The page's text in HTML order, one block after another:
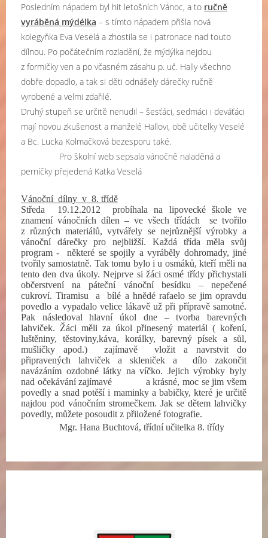
Posledním nápadem byl hit letošních Vánoc, a to ručně
vyráběná mýdélka – s tímto nápadem přišla nová
kolegyňka Eva Veselá a zhostila se i patronace nad touto
dílnou. Po počátečním rozladění, že mýdýlka nejdou
z formičky ven a po včasném zásahu p. uč. Hally všechno
dobře dopadlo, a tak si děti odnášely dárečky ručně
vyrobené a velmi zdařilé.
Druhý stupeň se určitě nenudil – šesťáci, sedmáci i deváťáci
mají novou zkušenost a manželé Hallovi, obě učitelky Veselé
a Bc. Lucka Kolmačková bezesporu také.
Pro školní web sepsala vánočně naladěná a
perníčky přejedená Katka Veselá
Vánoční dílny v 8. třídě
Středa 19.12.2012 probíhala na lipovecké škole ve
znamení vánočních dílen – ve všech třídách se tvořilo
z různých materiálů, vytvářely se nejrůznější výrobky a
vánoční dárečky pro nejbližší. Každá třída měla svůj
program - některé se spojily a vyráběly dohromady, jiné
tvořily samostatně. Tak tomu bylo i u osmáků, kteří měli na
tento den dva úkoly. Nejprve si žáci osmé třídy přichystali
občerstvení na páteční vánoční besídku – nepečené
cukroví. Tiramisu a bílé a hnědé rafaelo se jim opravdu
povedlo a vypadalo velice lákavě už při přípravě samotné.
Pak následoval hlavní úkol dne – tvorba barevných
lahviček. Žáci měli za úkol přinesený materiál ( koření,
luštěniny, těstoviny,káva, korálky, barevný písek a sůl,
mušličky apod.) zajímavě vložit a navrstvit do
připravených lahviček a skleniček a dílo zakončit
navázáním ozdobné látky na víčko. Jejich výrobky byly
nad očekávání zajímavé a krásné, moc se jim všem
povedly a snad potěší i maminky a babičky, které je určitě
najdou pod vánočním stromečkem. Jak se dětem lahvičky
povedly, můžete posoudit z přiložené fotografie.
Mgr. Hana Buchtová, třídní učitelka 8. třídy